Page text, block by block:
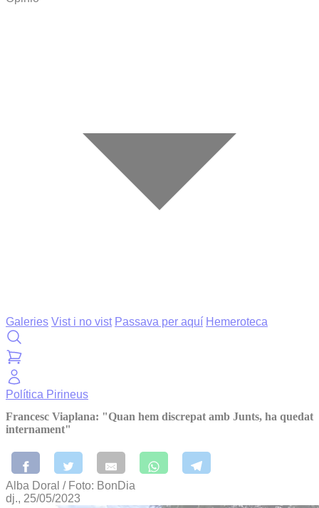
Galeries Vist i no vist Passava per aquí Hemeroteca
Política Pirineus
Francesc Viaplana: "Quan hem discrepat amb Junts, ha quedat
internament"
Alba Doral / Foto: BonDia
dj., 25/05/2023